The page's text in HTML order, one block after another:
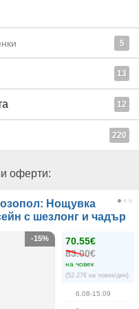
5
13
12
220
оферти:
Нощувка
с шезлонг и чадър
70.55€
83.00€
на човек
(52.27€ на човек/ден)
6.08-15.09
-15%